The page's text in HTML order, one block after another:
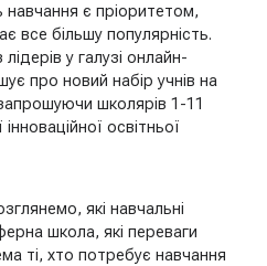
навчання є пріоритетом,
все більшу популярність.
у галузі онлайн-
про новий набір учнів на
школярів 1-11
освітньої
які навчальні
школа, які переваги
ті, хто потребує навчання